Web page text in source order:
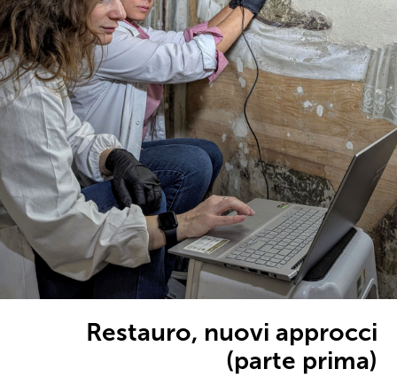
Restauro, nuovi approcci
(parte prima)